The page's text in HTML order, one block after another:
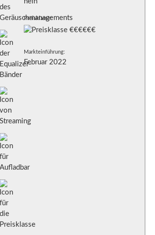
Preisklasse:
Markteinführung:
Februar 2022